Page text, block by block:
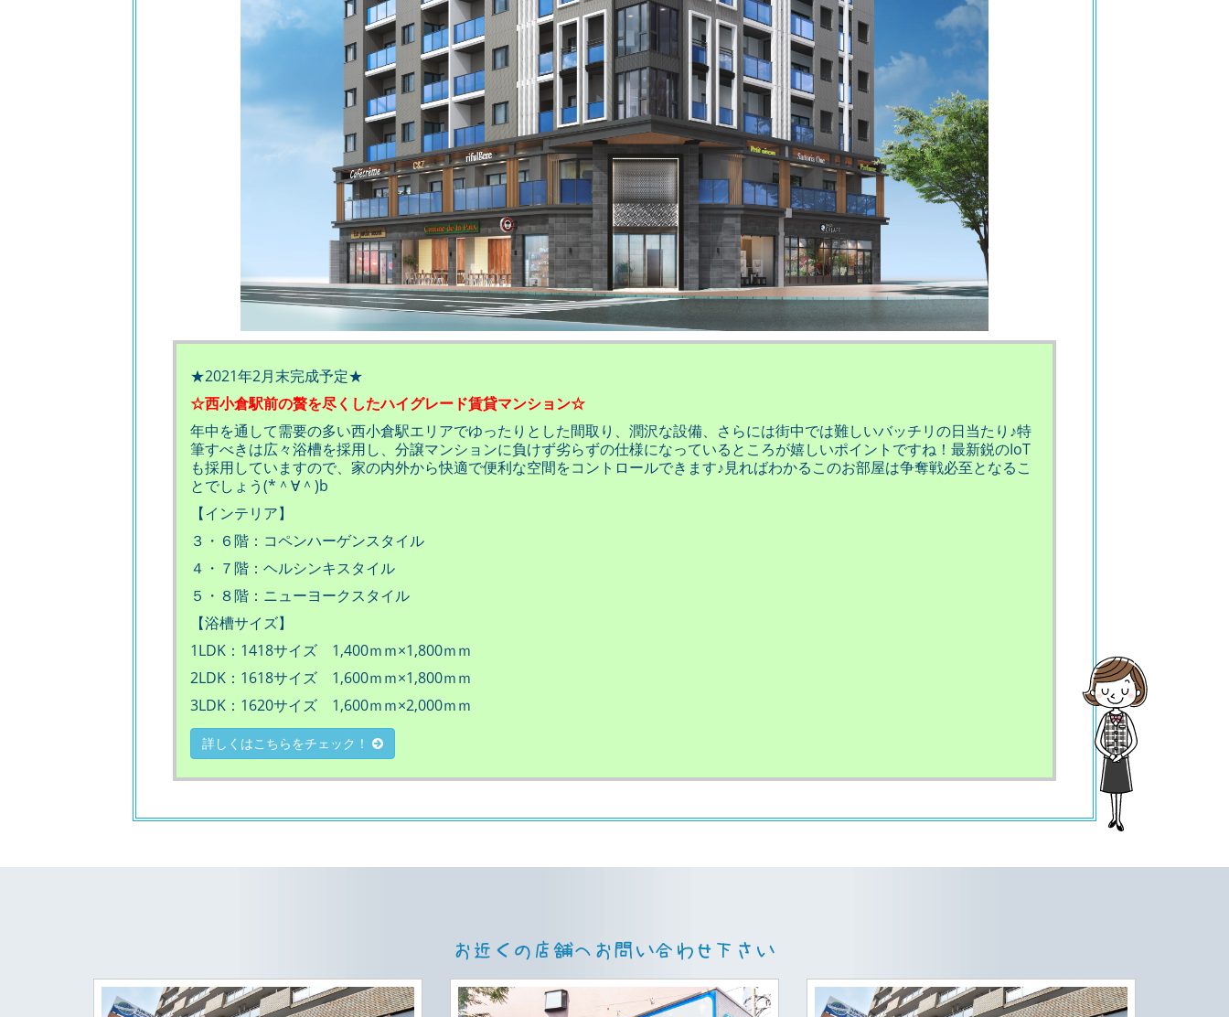
★2021年2月末完成予定★
☆西小倉駅前の贅を尽くしたハイグレード賃貸マンション☆
年中を通して需要の多い西小倉駅エリアでゆったりとした間取り、潤沢な設備、さらには街中では難しいバッチリの日当たり♪特
筆すべきは広々浴槽を採用し、分譲マンションに負けず劣らずの仕様になっているところが嬉しいポイントですね！最新鋭のIoT
も採用していますので、家の内外から快適で便利な空間をコントロールできます♪見ればわかるこのお部屋は争奪戦必至となるこ
とでしょう(*＾∀＾)b
【インテリア】
３・６階：コペンハーゲンスタイル
４・７階：ヘルシンキスタイル
５・８階：ニューヨークスタイル
【浴槽サイズ】
1LDK：1418サイズ 1,400ｍｍ×1,800ｍｍ
2LDK：1618サイズ 1,600ｍｍ×1,800ｍｍ
3LDK：1620サイズ 1,600ｍｍ×2,000ｍｍ
詳しくはこちらをチェック！